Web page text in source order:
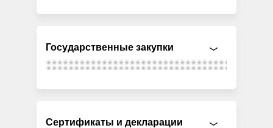
Государственные закупки
Сертификаты и декларации